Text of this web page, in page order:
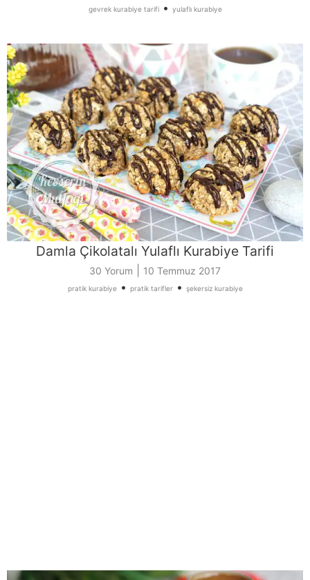
gevrek kurabiye tarifi• yulaflı kurabiye
Damla Çikolatalı Yulaflı Kurabiye Tarifi
30 Yorum 10 Temmuz 2017
pratik kurabiye• pratik tarifler• şekersiz kurabiye